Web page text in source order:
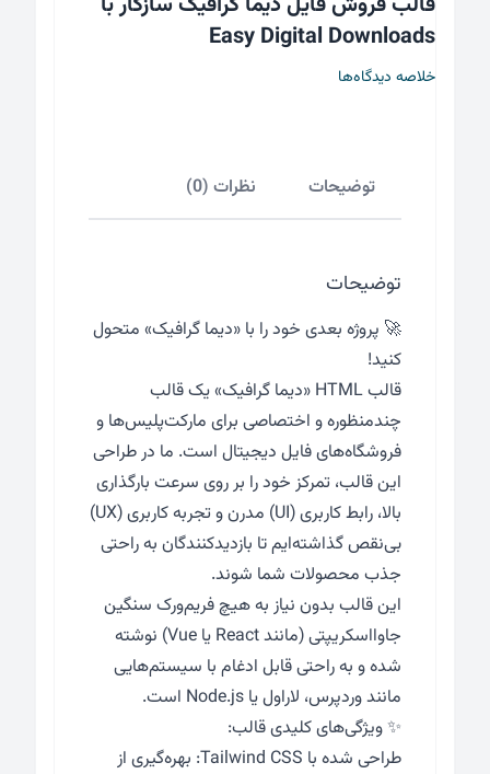
Easy Digital Downloads
خلاصه دیدگاه‌ها
Digital
Downloads
عدد
توضیحات نظرات (0)
توضیحات
🚀 پروژه بعدی خود را با «دیما گرافیک» متحول
کنید!
قالب HTML «دیما گرافیک» یک قالب
چندمنظوره و اختصاصی برای مارکت‌پلیس‌ها و
فروشگاه‌های فایل دیجیتال است. ما در طراحی
این قالب، تمرکز خود را بر روی سرعت بارگذاری
بالا، رابط کاربری (UI) مدرن و تجربه کاربری (UX)
بی‌نقص گذاشته‌ایم تا بازدیدکنندگان به راحتی
جذب محصولات شما شوند.
این قالب بدون نیاز به هیچ فریم‌ورک سنگین
جاوااسکریپتی (مانند React یا Vue) نوشته
شده و به راحتی قابل ادغام با سیستم‌هایی
مانند وردپرس، لاراول یا Node.js است.
✨ ویژگی‌های کلیدی قالب:
طراحی شده با Tailwind CSS: بهره‌گیری از